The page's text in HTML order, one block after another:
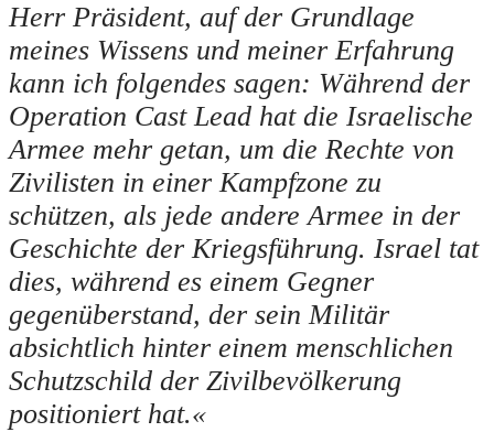
Herr Präsident, auf der Grundlage
meines Wissens und meiner Erfahrung
kann ich folgendes sagen: Während der
Operation Cast Lead hat die Israelische
Armee mehr getan, um die Rechte von
Zivilisten in einer Kampfzone zu
schützen, als jede andere Armee in der
Geschichte der Kriegsführung. Israel tat
dies, während es einem Gegner
gegenüberstand, der sein Militär
absichtlich hinter einem menschlichen
Schutzschild der Zivilbevölkerung
positioniert hat.«